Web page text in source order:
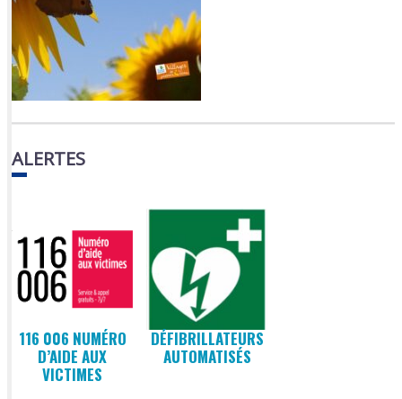
ALERTES
116 006 NUMÉRO
D’AIDE AUX
VICTIMES
DÉFIBRILLATEURS
AUTOMATISÉS